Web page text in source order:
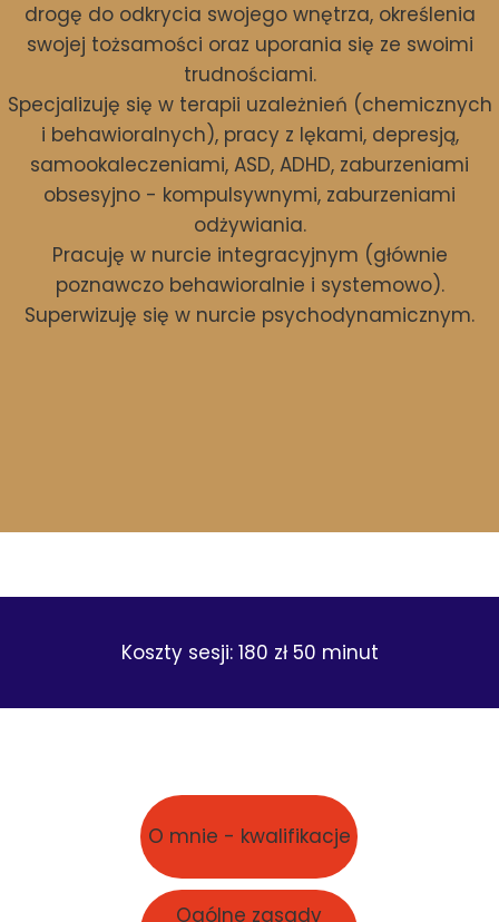
drogę do odkrycia swojego wnętrza, określenia
swojej tożsamości oraz uporania się ze swoimi
trudnościami.
Specjalizuję się w terapii uzależnień (chemicznych
i behawioralnych), pracy z lękami, depresją,
samookaleczeniami, ASD, ADHD, zaburzeniami
obsesyjno - kompulsywnymi, zaburzeniami
odżywiania.
Pracuję w nurcie integracyjnym (głównie
poznawczo behawioralnie i systemowo).
Superwizuję się w nurcie psychodynamicznym.
Koszty sesji: 180 zł 50 minut
Ogólne zasady
O mnie - kwalifikacje